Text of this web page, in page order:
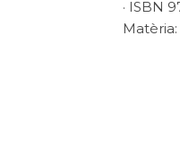
· ISBN
Matèria: